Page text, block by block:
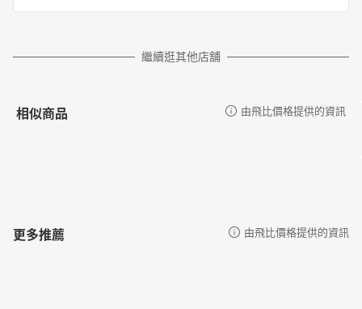
繼續逛其他店舖
相似商品 由飛比價格提供的資訊
更多推薦 由飛比價格提供的資訊